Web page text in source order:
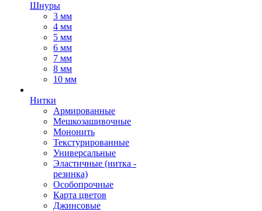
Шнуры
3 мм
4 мм
5 мм
6 мм
7 мм
8 мм
10 мм
Нитки
Армированные
Мешкозашивочные
Мононить
Текстурированные
Универсальные
Эластичные (нитка -
резинка)
Особопрочные
Карта цветов
Джинсовые